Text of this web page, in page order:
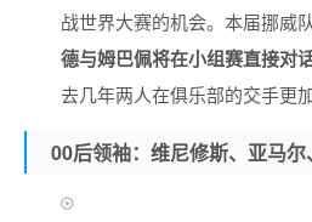
战世界大赛的机会。本届挪威
德与姆巴佩将在小组赛直接对
去几年两人在俱乐部的交手更
00后领袖：维尼修斯、亚马